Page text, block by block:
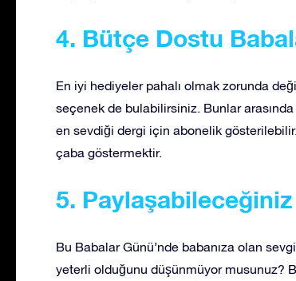
4. Bütçe Dostu
En iyi hediyeler pahalı olmak zorunda
seçenek de bulabilirsiniz. Bunlar
en sevdiği dergi için abonelik
çaba göstermektir.
5.
Bu Babalar Günü’nde babanıza olan
yeterli olduğunu düşünmüyor musunuz?